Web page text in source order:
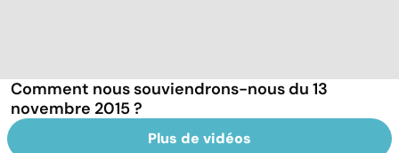
Comment nous souviendrons-nous du 13
novembre 2015 ?
Plus de vidéos